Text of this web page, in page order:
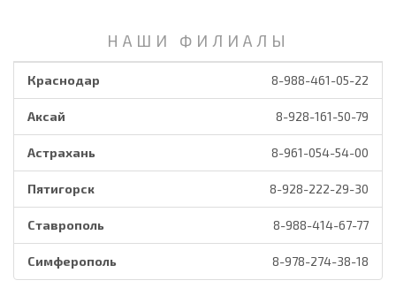
НАШИ ФИЛИАЛЫ
Краснодар 8-988-461-05-22
Аксай 8-928-161-50-79
Астрахань 8-961-054-54-00
Пятигорск 8-928-222-29-30
Ставрополь 8-988-414-67-77
Симферополь 8-978-274-38-18